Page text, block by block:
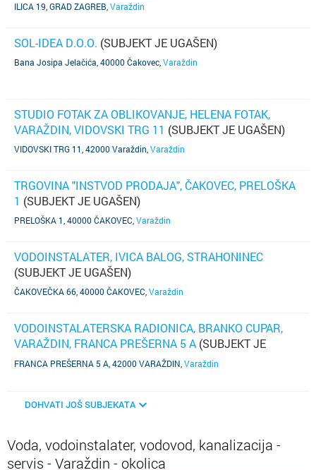
ILICA 19, GRAD ZAGREB Varaždin
SOL-IDEA D.O.O. (SUBJEKT JE UGAŠEN)
Bana Josipa Jelačića, 40000 Čakovec Varaždin
STUDIO FOTAK ZA OBLIKOVANJE, HELENA FOTAK,
VARAŽDIN, VIDOVSKI TRG 11 (SUBJEKT JE UGAŠEN)
VIDOVSKI TRG 11, 42000 Varaždin Varaždin
TRGOVINA "INSTVOD PRODAJA", ČAKOVEC, PRELOŠKA
1 (SUBJEKT JE UGAŠEN)
PRELOŠKA 1, 40000 ČAKOVEC Varaždin
VODOINSTALATER, IVICA BALOG, STRAHONINEC
(SUBJEKT JE UGAŠEN)
ČAKOVEČKA 66, 40000 ČAKOVEC Varaždin
VODOINSTALATERSKA RADIONICA, BRANKO CUPAR,
VARAŽDIN, FRANCA PREŠERNA 5 A (SUBJEKT JE
UGAŠEN)
FRANCA PREŠERNA 5 A, 42000 VARAŽDIN Varaždin
DOHVATI JOŠ SUBJEKATA
Voda, vodoinstalater, vodovod, kanalizacija -
servis - Varaždin - okolica